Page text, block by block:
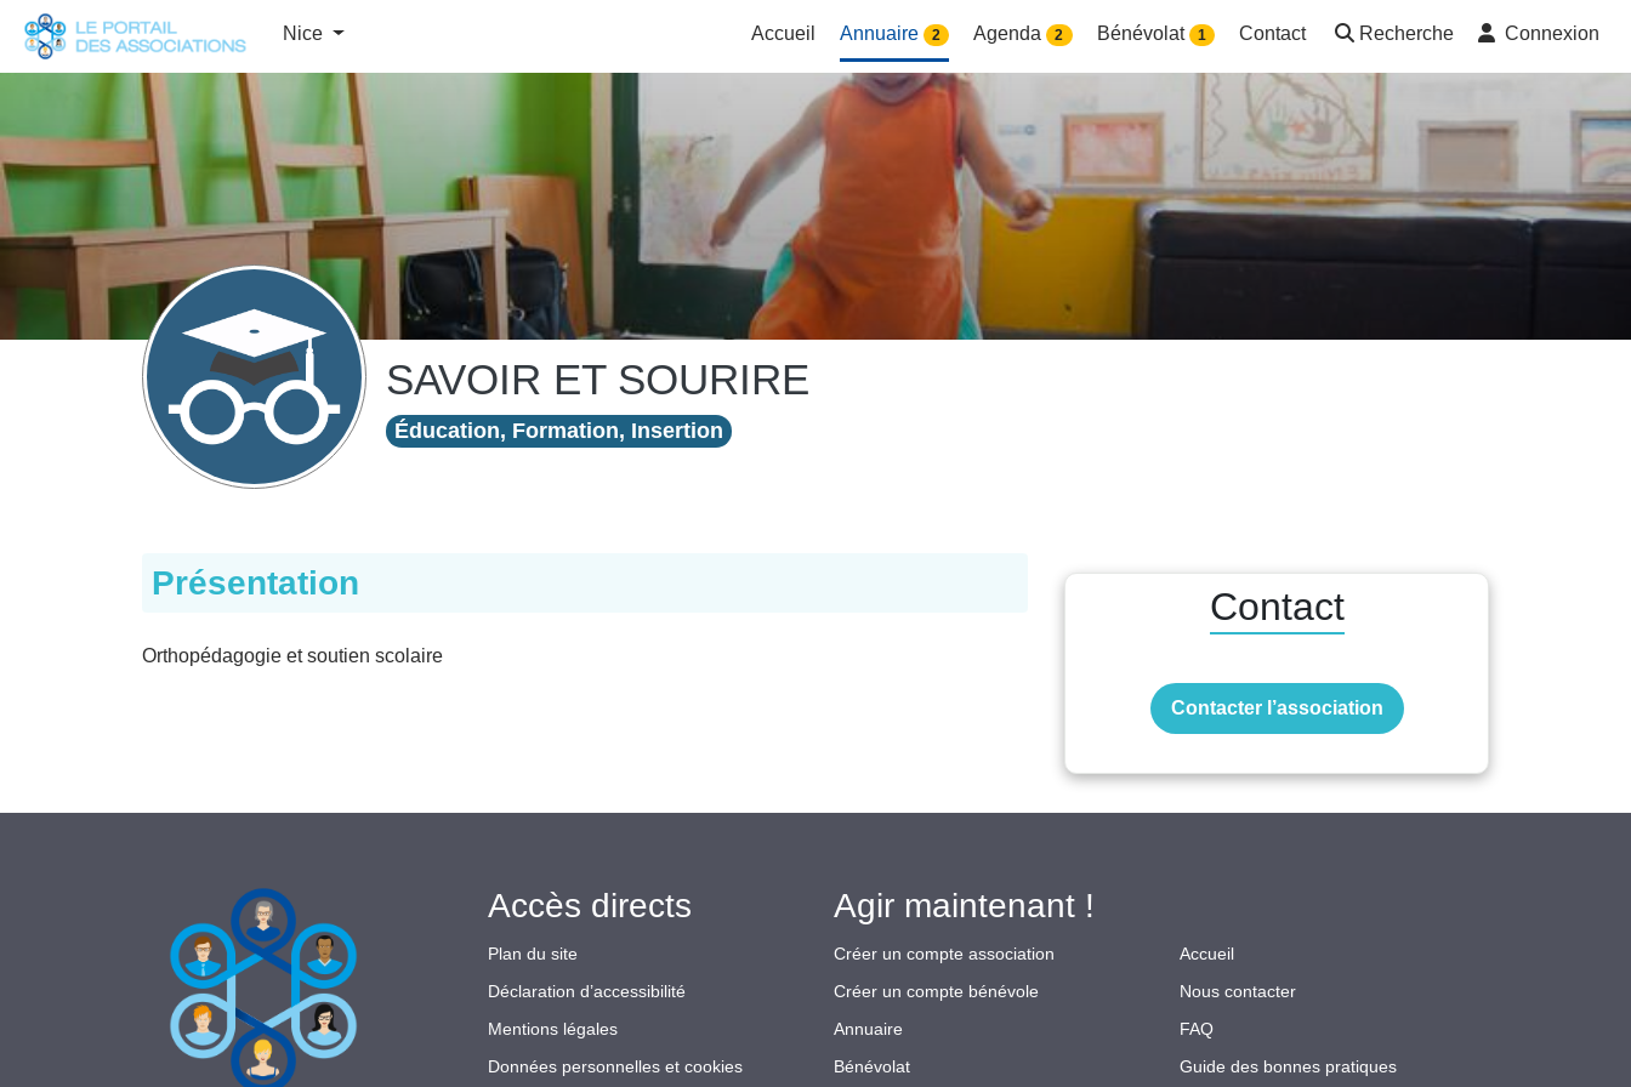
Nice Accueil Annuaire 2 Agenda 2 Bénévolat 1 Contact Recherche Connexion
SAVOIR ET SOURIRE
Éducation, Formation, Insertion
Présentation
Orthopédagogie et soutien scolaire
Contact
Contacter l’association
Accès directs
Plan du site
Déclaration d’accessibilité
Mentions légales
Données personnelles et cookies
Agir maintenant !
Créer un compte association
Créer un compte bénévole
Annuaire
Bénévolat
Accueil
Nous contacter
FAQ
Guide des bonnes pratiques
Panneau de gestion des cookies